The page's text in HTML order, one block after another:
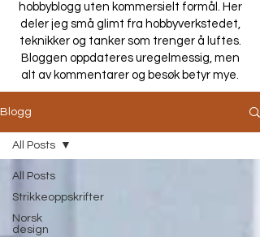
hobbyblogg uten kommersielt formål. Her
deler jeg små glimt fra hobbyverkstedet,
teknikker og tanker som trenger å luftes.
Bloggen oppdateres uregelmessig, men
alt av kommentarer og besøk betyr mye.
Blogg
All Posts
Strikkeoppskrifter
Norsk
design
All Posts